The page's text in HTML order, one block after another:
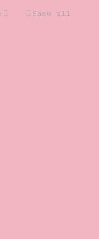
Show all